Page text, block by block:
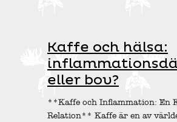
Kaffe och hälsa:
eller bov?
**Kaffe och Inflammation: En
Relation** Kaffe är en av